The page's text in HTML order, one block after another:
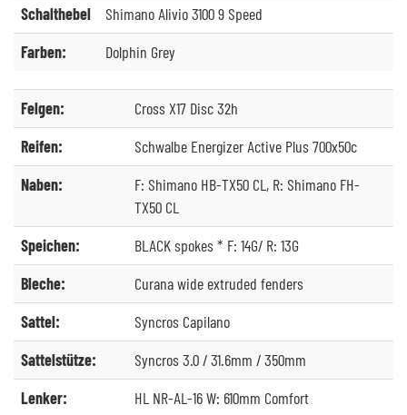
Schalthebel
Shimano Alivio 3100 9 Speed
Farben:
Dolphin Grey
Felgen:
Cross X17 Disc 32h
Reifen:
Schwalbe Energizer Active Plus 700x50c
Naben:
F: Shimano HB-TX50 CL, R: Shimano FH-
TX50 CL
Speichen:
BLACK spokes * F: 14G/ R: 13G
Bleche:
Curana wide extruded fenders
Sattel:
Syncros Capilano
Sattelstütze:
Syncros 3.0 / 31.6mm / 350mm
Lenker:
HL NR-AL-16 W: 610mm Comfort